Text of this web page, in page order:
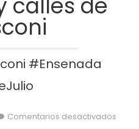
#Ensenada
Comentarios desactivados